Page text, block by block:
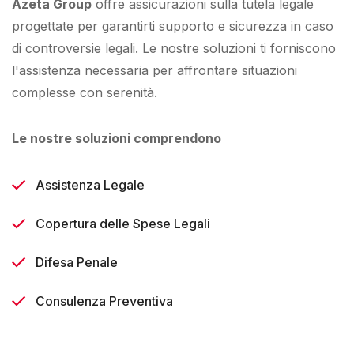
Azeta Group offre assicurazioni sulla tutela legale
progettate per garantirti supporto e sicurezza in caso
di controversie legali. Le nostre soluzioni ti forniscono
l'assistenza necessaria per affrontare situazioni
complesse con serenità.
Le nostre soluzioni comprendono
Assistenza Legale
Copertura delle Spese Legali
Difesa Penale
Consulenza Preventiva